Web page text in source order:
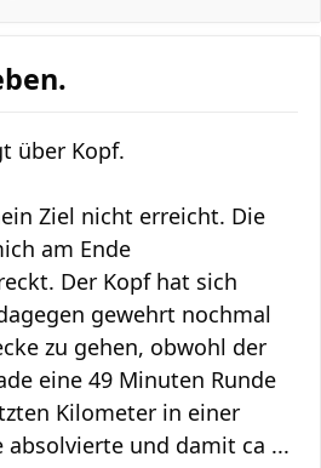
über Kopf.
Ziel nicht erreicht. Die
am Ende
Der Kopf hat sich
gewehrt nochmal
zu gehen, obwohl der
eine 49 Minuten Runde
Kilometer in einer
absolvierte und damit ca ...